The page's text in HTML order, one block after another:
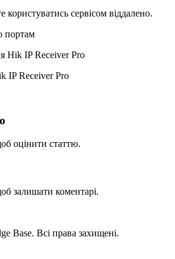
користуватись сервісом віддалено.
портам
Hik IP Receiver Pro
IP Receiver Pro
оцінити статтю.
залишати коментарі.
Base. Всі права захищені.